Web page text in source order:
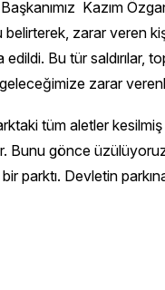
Kazım
zarar veren
Bu tür saldırılar,
zarar
tüm aletler
Bunu gönce
parktı. Devletin